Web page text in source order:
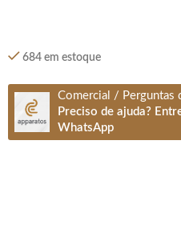
684 em estoque
Comercial / Perguntas
Preciso de ajuda?
WhatsApp